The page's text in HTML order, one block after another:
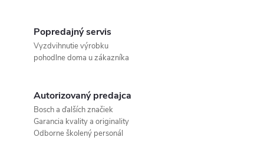
Popredajný servis
Vyzdvihnutie výrobku
pohodlne doma u zákazníka
Autorizovaný predajca
Bosch a ďalších značiek
Garancia kvality a originality
Odborne školený personál